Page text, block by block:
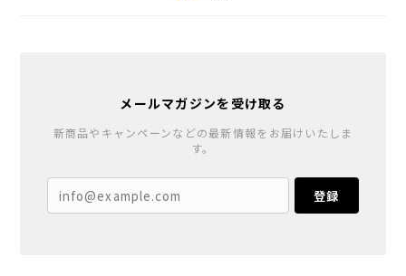
メールマガジンを受け取る
新商品やキャンペーンなどの最新情報をお届けいたしま
す。
登録